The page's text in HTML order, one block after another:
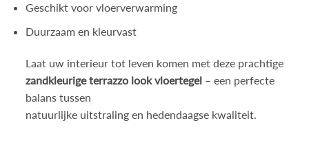
Geschikt voor vloerverwarming
Duurzaam en kleurvast
Laat uw interieur tot leven komen met deze prachtige
zandkleurige terrazzo look vloertegel– een perfecte
balans tussen
natuurlijke uitstraling en hedendaagse kwaliteit.